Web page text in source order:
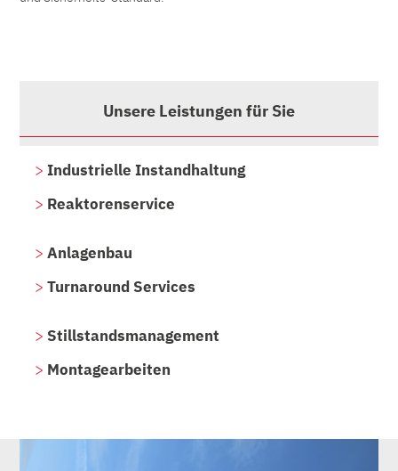
Unsere Leistungen für Sie
Industrielle Instandhaltung
Reaktorenservice
Anlagenbau
Turnaround Services
Stillstandsmanagement
Montagearbeiten